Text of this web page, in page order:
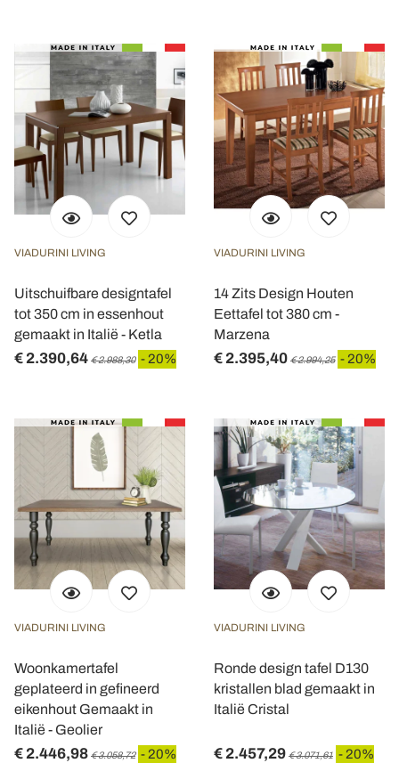
VIADURINI LIVING
Uitschuifbare designtafel
tot 350 cm in essenhout
gemaakt in Italië - Ketla
€ 2.390,64 € 2.988,30 - 20%
VIADURINI LIVING
14 Zits Design Houten
Eettafel tot 380 cm -
Marzena
€ 2.395,40 € 2.994,25 - 20%
VIADURINI LIVING
Woonkamertafel
geplateerd in gefineerd
eikenhout Gemaakt in
Italië - Geolier
€ 2.446,98 € 3.058,72 - 20%
VIADURINI LIVING
Ronde design tafel D130
kristallen blad gemaakt in
Italië Cristal
€ 2.457,29 € 3.071,61 - 20%